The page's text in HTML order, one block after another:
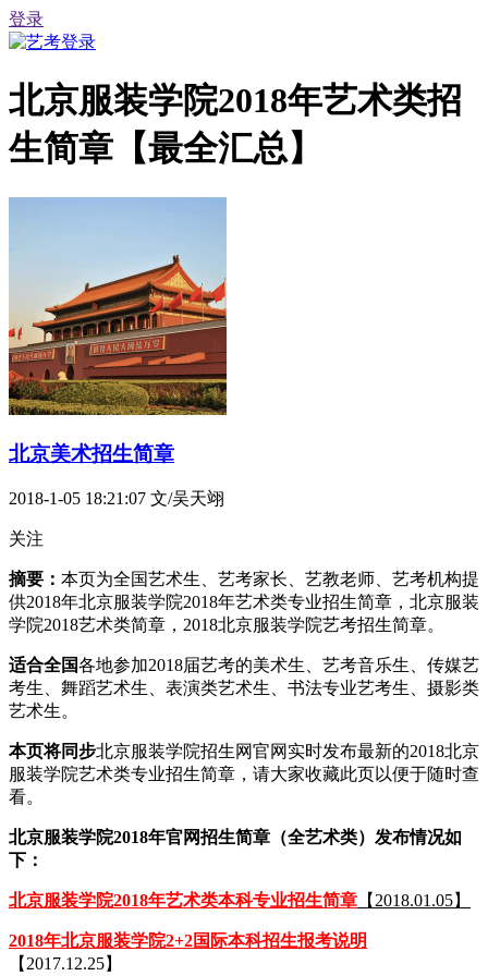
登录
北京服装学院2018年艺术类招
生简章【最全汇总】
北京美术招生简章
2018-1-05 18:21:07 文/吴天翊
关注
摘要： 本页为全国艺术生、艺考家长、艺教老师、艺考机构提
供2018年北京服装学院2018年艺术类专业招生简章，北京服装
学院2018艺术类简章，2018北京服装学院艺考招生简章。
适合全国各地参加2018届艺考的美术生、艺考音乐生、传媒艺
考生、舞蹈艺术生、表演类艺术生、书法专业艺考生、摄影类
艺术生。
本页将同步北京服装学院招生网官网实时发布最新的2018北京
服装学院艺术类专业招生简章，请大家收藏此页以便于随时查
看。
北京服装学院2018年官网招生简章（全艺术类）发布情况如
下：
北京服装学院2018年艺术类本科专业招生简章 【2018.01.05】
2018年北京服装学院2+2国际本科招生报考说明
【2017.12.25】